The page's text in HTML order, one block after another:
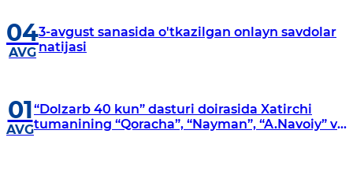
04
AVG
3-avgust sanasida o'tkazilgan onlayn savdolar
natijasi
01
AVG
“Dolzarb 40 kun” dasturi doirasida Xatirchi
tumanining “Qoracha”, “Nayman”, “A.Navoiy” va